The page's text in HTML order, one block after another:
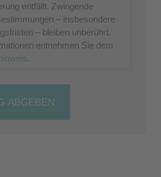
entfällt. Zwingende
– insbesondere
– bleiben unberührt.
entnehmen Sie dem
.
ABGEBEN